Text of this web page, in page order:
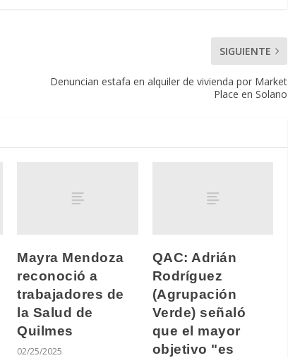
SIGUIENTE
Denuncian estafa en alquiler de vivienda por Market
Place en Solano
Mayra Mendoza
reconoció a
trabajadores de
la Salud de
Quilmes
02/25/2025
QAC: Adrián
Rodríguez
(Agrupación
Verde) señaló
que el mayor
objetivo "es